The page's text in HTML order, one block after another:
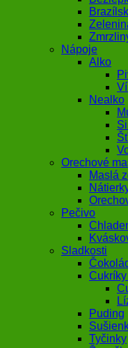
Nápoje
Alko
Nealko
Orechové
Maslá
Pečivo
Sladkosti
Puding
Tyčinky